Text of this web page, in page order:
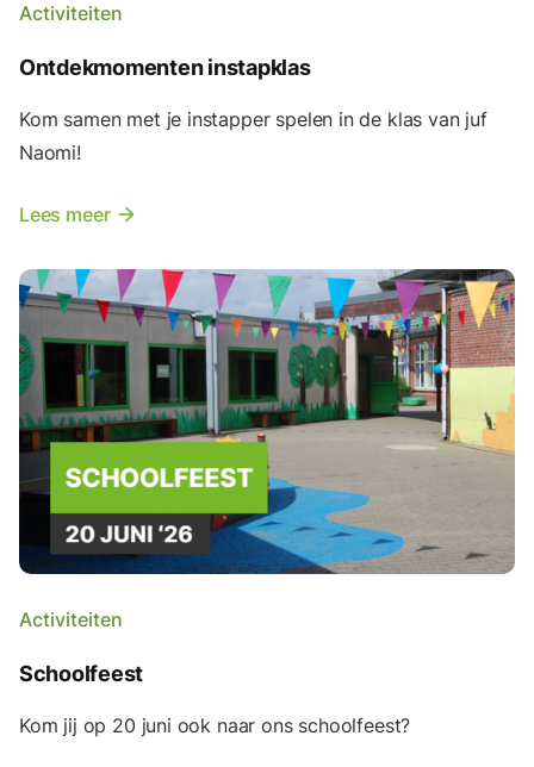
Activiteiten
Ontdekmomenten instapklas
Kom samen met je instapper spelen in de klas van juf
Naomi!
Lees meer arrow_forward
Activiteiten
Schoolfeest
Kom jij op 20 juni ook naar ons schoolfeest?